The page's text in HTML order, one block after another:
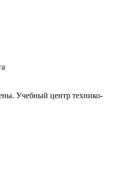
Учебный центр технико-